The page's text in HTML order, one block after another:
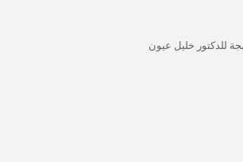
للدكتور خليل عيون